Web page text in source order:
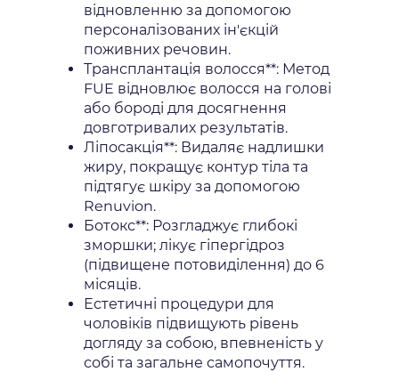
відновленню за допомогою
персоналізованих ін'єкцій
поживних речовин.
Трансплантація волосся**: Метод
FUE відновлює волосся на голові
або бороді для досягнення
довготривалих результатів.
Ліпосакція**: Видаляє надлишки
жиру, покращує контур тіла та
підтягує шкіру за допомогою
Renuvion.
Ботокс**: Розгладжує глибокі
зморшки; лікує гіпергідроз
(підвищене потовиділення) до 6
місяців.
Естетичні процедури для
чоловіків підвищують рівень
догляду за собою, впевненість у
собі та загальне самопочуття.